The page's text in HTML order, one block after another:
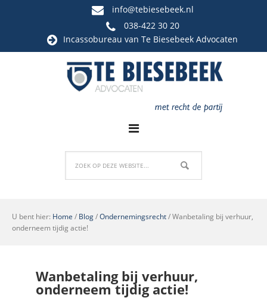
info@tebiesebeek.nl
038-422 30 20
Incassobureau van Te Biesebeek Advocaten
U bent hier: Home / Blog/Ondernemingsrecht/Wanbetaling bij verhuur,
onderneem tijdig actie!
Wanbetaling bij verhuur,
onderneem tijdig actie!